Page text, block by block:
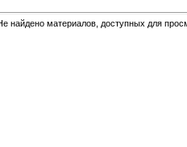
найдено материалов, доступных для